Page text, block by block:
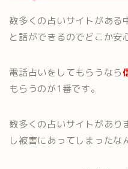
数多くの占いサイトがある
と話ができるのでどこか安
電話占いをしてもらうなら
もらうのが1番です。
数多くの占いサイトがあり
し被害にあってしまったな